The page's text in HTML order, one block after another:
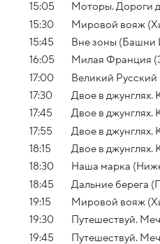
15:05
Моторы. Дороги
15:30
Мировой вояж
15:45
Вне зоны (Башни
16:05
Милая Франция
17:00
Великий
17:30
Двое в джунглях.
17:45
Двое в джунглях.
17:55
Двое в джунглях.
18:15
Двое в джунглях.
18:30
Наша марка
18:45
Дальние берега
19:15
Мировой вояж
19:30
Путешествуй.
19:45
Путешествуй.